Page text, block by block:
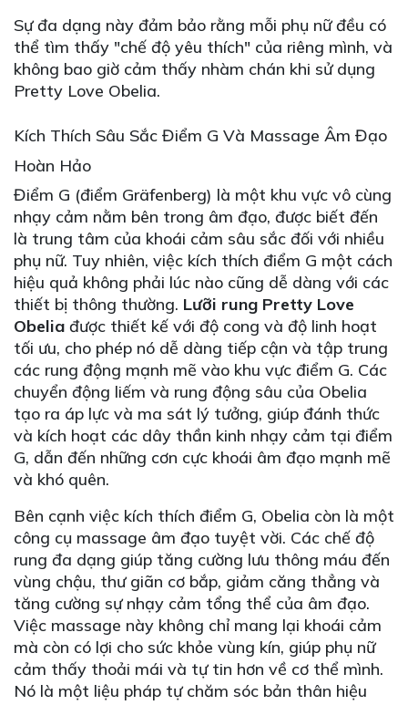
Sự đa dạng này đảm bảo rằng mỗi phụ nữ đều có
thể tìm thấy "chế độ yêu thích" của riêng mình, và
không bao giờ cảm thấy nhàm chán khi sử dụng
Pretty Love Obelia.
Kích Thích Sâu Sắc Điểm G Và Massage Âm Đạo
Hoàn Hảo
Điểm G (điểm Gräfenberg) là một khu vực vô cùng
nhạy cảm nằm bên trong âm đạo, được biết đến
là trung tâm của khoái cảm sâu sắc đối với nhiều
phụ nữ. Tuy nhiên, việc kích thích điểm G một cách
hiệu quả không phải lúc nào cũng dễ dàng với các
thiết bị thông thường. Lưỡi rung Pretty Love
Obelia được thiết kế với độ cong và độ linh hoạt
tối ưu, cho phép nó dễ dàng tiếp cận và tập trung
các rung động mạnh mẽ vào khu vực điểm G. Các
chuyển động liếm và rung động sâu của Obelia
tạo ra áp lực và ma sát lý tưởng, giúp đánh thức
và kích hoạt các dây thần kinh nhạy cảm tại điểm
G, dẫn đến những cơn cực khoái âm đạo mạnh mẽ
và khó quên.
Bên cạnh việc kích thích điểm G, Obelia còn là một
công cụ massage âm đạo tuyệt vời. Các chế độ
rung đa dạng giúp tăng cường lưu thông máu đến
vùng chậu, thư giãn cơ bắp, giảm căng thẳng và
tăng cường sự nhạy cảm tổng thể của âm đạo.
Việc massage này không chỉ mang lại khoái cảm
mà còn có lợi cho sức khỏe vùng kín, giúp phụ nữ
cảm thấy thoải mái và tự tin hơn về cơ thể mình.
Nó là một liệu pháp tự chăm sóc bản thân hiệu